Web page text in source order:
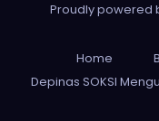
Proudly powered
Home
Depinas SOKSI